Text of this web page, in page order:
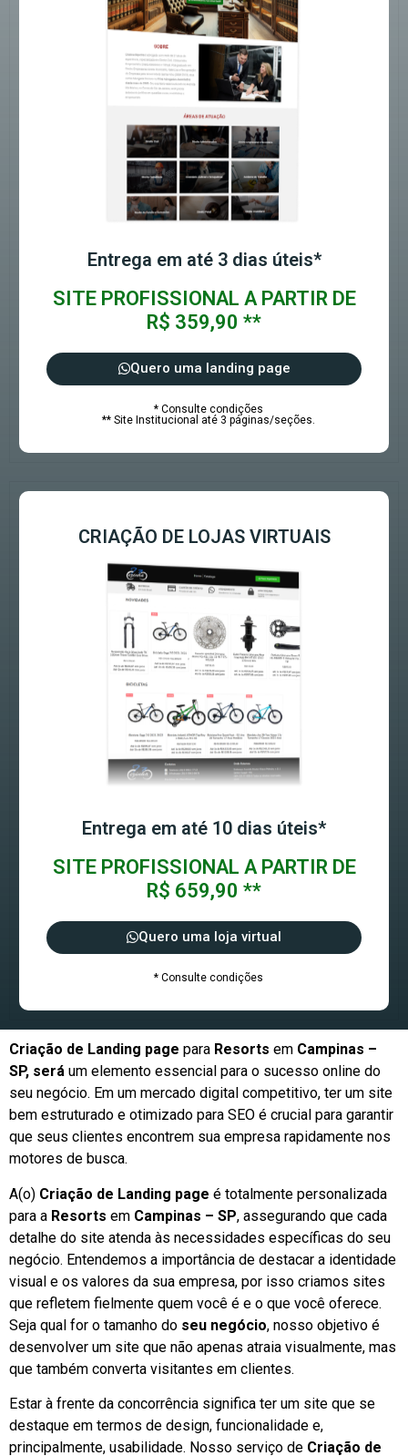
Entrega em até 3 dias úteis*
SITE PROFISSIONAL A PARTIR DE
R$ 359,90 **
Quero uma landing page
* Consulte condições
** Site Institucional até 3 páginas/seções.
CRIAÇÃO DE LOJAS VIRTUAIS
Entrega em até 10 dias úteis*
SITE PROFISSIONAL A PARTIR DE
R$ 659,90 **
Quero uma loja virtual
* Consulte condições
Criação de Landing page para Resorts em Campinas –
SP, será um elemento essencial para o sucesso online do
seu negócio. Em um mercado digital competitivo, ter um site
bem estruturado e otimizado para SEO é crucial para garantir
que seus clientes encontrem sua empresa rapidamente nos
motores de busca.
A(o) Criação de Landing page é totalmente personalizada
para a Resorts em Campinas – SP, assegurando que cada
detalhe do site atenda às necessidades específicas do seu
negócio. Entendemos a importância de destacar a identidade
visual e os valores da sua empresa, por isso criamos sites
que refletem fielmente quem você é e o que você oferece.
Seja qual for o tamanho do seu negócio, nosso objetivo é
desenvolver um site que não apenas atraia visualmente, mas
que também converta visitantes em clientes.
Estar à frente da concorrência significa ter um site que se
destaque em termos de design, funcionalidade e,
principalmente, usabilidade. Nosso serviço de Criação de